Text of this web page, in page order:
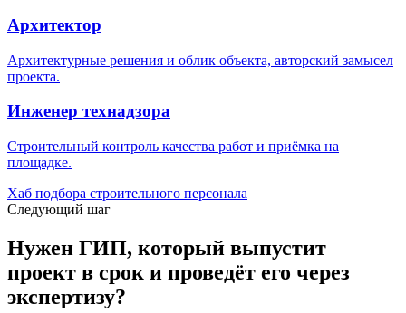
Архитектор
Архитектурные решения и облик объекта, авторский замысел
проекта.
Инженер технадзора
Строительный контроль качества работ и приёмка на
площадке.
Хаб подбора строительного персонала
Следующий шаг
Нужен ГИП, который выпустит
проект в срок и проведёт его через
экспертизу?